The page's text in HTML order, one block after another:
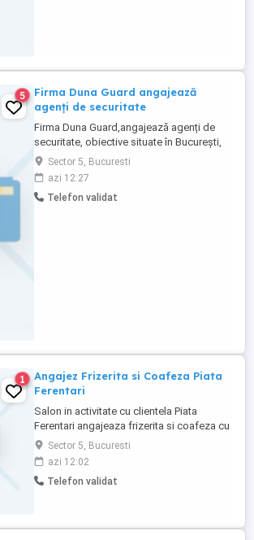
5
Firma Duna Guard angajează
agenți de securitate
Firma Duna Guard,angajează agenți de
securitate, obiective situate în București,
salariul cuprins între 3000-3500 net.Pentru
detalii sunați de luni până vineri, între orele
10-17.
Sector 5, Bucuresti
azi 12:27
Telefon validat
1
Angajez Frizerita si Coafeza Piata
Ferentari
Salon in activitate cu clientela Piata
Ferentari angajeaza frizerita si coafeza cu
experienta .Toate discutiile despre
program si salarizare se vor purta la
salon.Se lucreaza cu contract de munca.
Sector 5, Bucuresti
azi 12:02
Telefon validat